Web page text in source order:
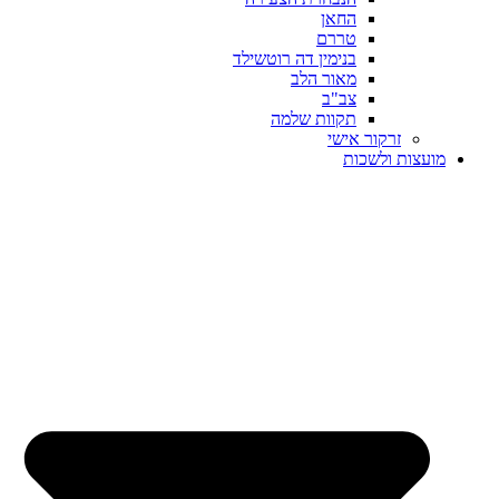
החאן
טררם
בנימין דה רוטשילד
מאור הלב
צב"ב
תקוות שלמה
זרקור אישי
מועצות ולשכות